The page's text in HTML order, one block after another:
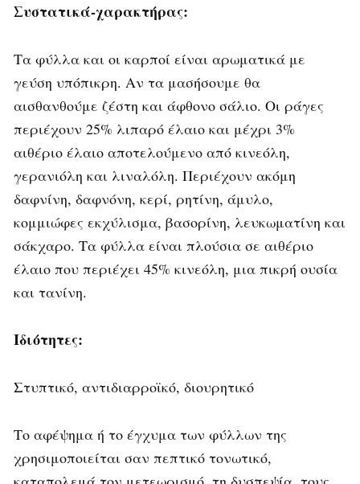
Συστατικά-χαρακτήρας:
Τα φύλλα και οι καρποί είναι αρωματικά με
γεύση υπόπικρη. Αν τα μασήσουμε θα
αισθανθούμε ζέστη και άφθονο σάλιο. Οι ράγες
περιέχουν 25% λιπαρό έλαιο και μέχρι 3%
αιθέριο έλαιο αποτελούμενο από κινεόλη,
γερανιόλη και λιναλόλη. Περιέχουν ακόμη
δαφνίνη, δαφνόνη, κερί, ρητίνη, άμυλο,
κομμιώφες εκχύλισμα, βασορίνη, λευκωματίνη και
σάκχαρο. Τα φύλλα είναι πλούσια σε αιθέριο
έλαιο που περιέχει 45% κινεόλη, μια πικρή ουσία
και τανίνη.
Ιδιότητες:
Στυπτικό, αντιδιαρροϊκό, διουρητικό
Το αφέψημα ή το έγχυμα των φύλλων της
χρησιμοποιείται σαν πεπτικό τονωτικό,